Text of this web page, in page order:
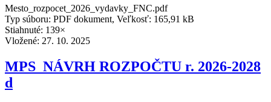
Mesto_rozpocet_2026_vydavky_FNC.pdf
Typ súboru: PDF dokument, Veľkosť: 165,91 kB
Stiahnuté: 139×
Vložené: 27. 10. 2025
MPS_NÁVRH ROZPOČTU r. 2026-2028
d